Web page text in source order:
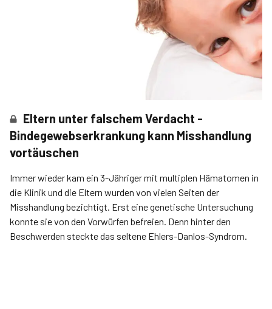
Eltern unter falschem Verdacht -
Bindegewebserkrankung kann Misshandlung
vortäuschen
Immer wieder kam ein 3-Jähriger mit multiplen Hämatomen in
die Klinik und die Eltern wurden von vielen Seiten der
Misshandlung bezichtigt. Erst eine genetische Untersuchung
konnte sie von den Vorwürfen befreien. Denn hinter den
Beschwerden steckte das seltene Ehlers-Danlos-Syndrom.